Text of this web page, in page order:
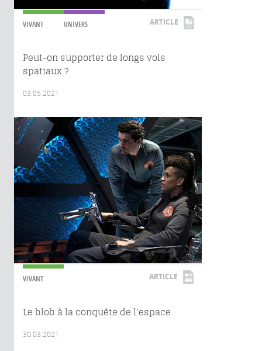
VIVANT UNIVERS ARTICLE
Peut-on supporter de longs vols
spatiaux ?
03.05.2021
VIVANT ARTICLE
Le blob à la conquête de l’espace
30.03.2021